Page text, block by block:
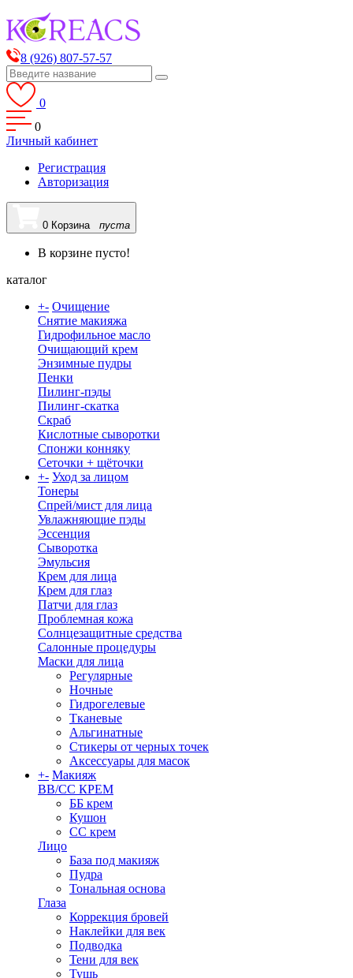
8 (926) 807-57-57
0
0
Личный кабинет
Регистрация
Авторизация
0 Корзина пуста
В корзине пусто!
каталог
+- Очищение
Снятие макияжа
Гидрофильное масло
Очищающий крем
Энзимные пудры
Пенки
Пилинг-пэды
Пилинг-скатка
Скраб
Кислотные сыворотки
Спонжи конняку
Сеточки + щёточки
+- Уход за лицом
Тонеры
Спрей/мист для лица
Увлажняющие пэды
Эссенция
Сыворотка
Эмульсия
Крем для лица
Крем для глаз
Патчи для глаз
Проблемная кожа
Солнцезащитные средства
Салонные процедуры
Маски для лица
Регулярные
Ночные
Гидрогелевые
Тканевые
Альгинатные
Стикеры от черных точек
Аксессуары для масок
+- Макияж
BB/CC КРЕМ
ББ крем
Кушон
СС крем
Лицо
База под макияж
Пудра
Тональная основа
Глаза
Коррекция бровей
Наклейки для век
Подводка
Тени для век
Тушь